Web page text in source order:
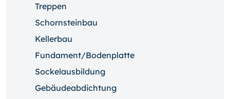
Treppen
Schornsteinbau
Kellerbau
Fundament/Bodenplatte
Sockelausbildung
Gebäudeabdichtung